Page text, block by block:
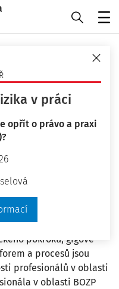
v práci
opřít o právo a praxi
rámec
BOZP
2021
dramatické změny ve
včetně zvýšené
pokroku, gigové
a procesů jsou
profesionálů v oblasti
v oblasti BOZP